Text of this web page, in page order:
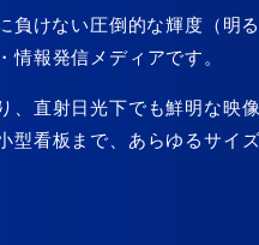
負けない圧倒的な輝度（明
報発信メディアです。
、直射日光下でも鮮明な映
看板まで、あらゆるサイズ